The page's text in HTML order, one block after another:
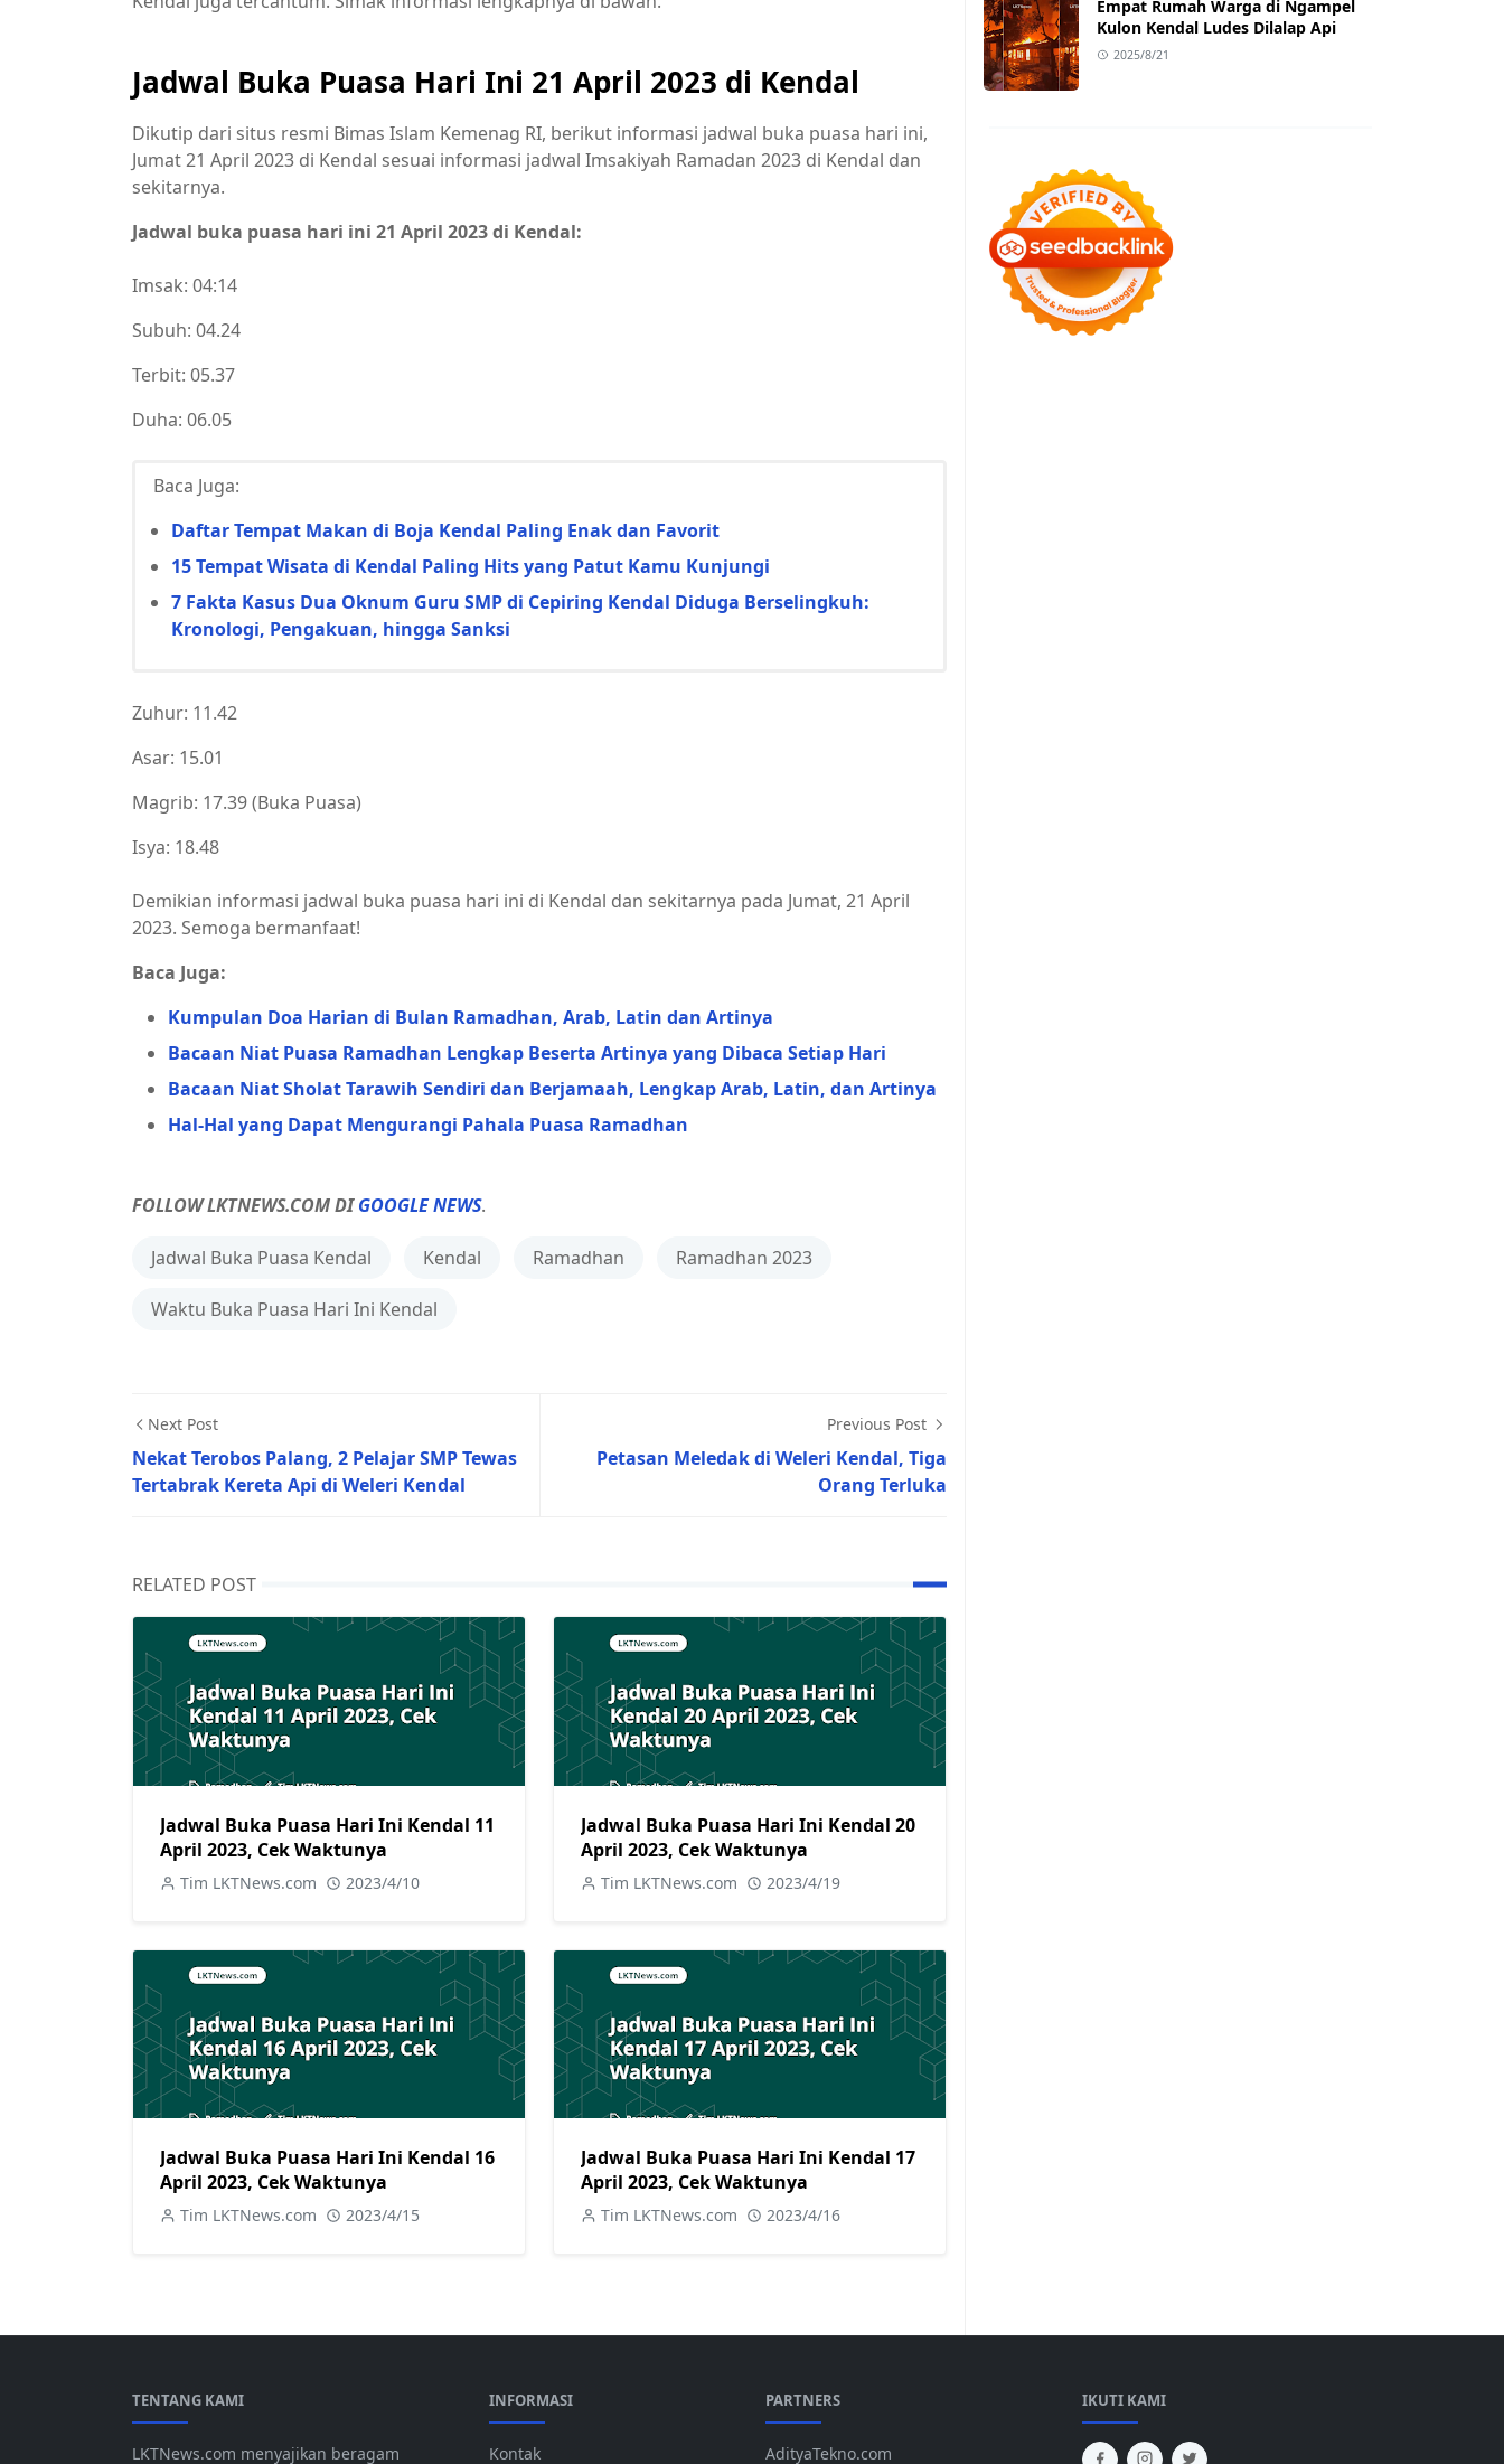
Jadwal Buka Puasa Hari Ini 21 April 2023 di Kendal
Dikutip dari situs resmi Bimas Islam Kemenag RI, berikut informasi jadwal buka puasa hari ini,
Jumat 21 April 2023 di Kendal sesuai informasi jadwal Imsakiyah Ramadan 2023 di Kendal dan
sekitarnya.
Jadwal buka puasa hari ini 21 April 2023 di Kendal:
Imsak: 04:14
Subuh: 04.24
Terbit: 05.37
Duha: 06.05
Baca Juga:
Daftar Tempat Makan di Boja Kendal Paling Enak dan Favorit
15 Tempat Wisata di Kendal Paling Hits yang Patut Kamu Kunjungi
7 Fakta Kasus Dua Oknum Guru SMP di Cepiring Kendal Diduga Berselingkuh:
Kronologi, Pengakuan, hingga Sanksi
Zuhur: 11.42
Asar: 15.01
Magrib: 17.39 (Buka Puasa)
Isya: 18.48
Demikian informasi jadwal buka puasa hari ini di Kendal dan sekitarnya pada Jumat, 21 April
2023. Semoga bermanfaat!
Baca Juga:
Kumpulan Doa Harian di Bulan Ramadhan, Arab, Latin dan Artinya
Bacaan Niat Puasa Ramadhan Lengkap Beserta Artinya yang Dibaca Setiap Hari
Bacaan Niat Sholat Tarawih Sendiri dan Berjamaah, Lengkap Arab, Latin, dan Artinya
Hal-Hal yang Dapat Mengurangi Pahala Puasa Ramadhan
FOLLOW LKTNEWS.COM DIGOOGLE NEWS.
Jadwal Buka Puasa Kendal Kendal Ramadhan Ramadhan 2023
Waktu Buka Puasa Hari Ini Kendal
Next Post
Nekat Terobos Palang, 2 Pelajar SMP Tewas
Tertabrak Kereta Api di Weleri Kendal
Previous Post
Petasan Meledak di Weleri Kendal, Tiga
Orang Terluka
RELATED POST
Jadwal Buka Puasa Hari Ini Kendal 11
April 2023, Cek Waktunya
Tim LKTNews.com 2023/4/10
Jadwal Buka Puasa Hari Ini Kendal 20
April 2023, Cek Waktunya
Tim LKTNews.com 2023/4/19
Jadwal Buka Puasa Hari Ini Kendal 16
April 2023, Cek Waktunya
Tim LKTNews.com 2023/4/15
Jadwal Buka Puasa Hari Ini Kendal 17
April 2023, Cek Waktunya
Tim LKTNews.com 2023/4/16
Empat Rumah Warga di Ngampel
Kulon Kendal Ludes Dilalap Api
2025/8/21
TENTANG KAMI
LKTNews.com menyajikan beragam
INFORMASI
Kontak
PARTNERS
AdityaTekno.com
IKUTI KAMI